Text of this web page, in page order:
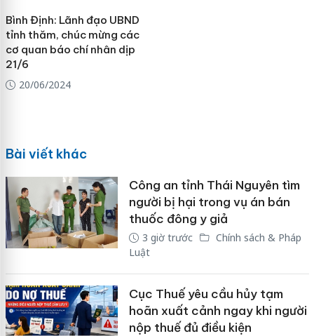
Bình Định: Lãnh đạo UBND
tỉnh thăm, chúc mừng các
cơ quan báo chí nhân dịp
21/6
20/06/2024
Bài viết khác
Công an tỉnh Thái Nguyên tìm
người bị hại trong vụ án bán
thuốc đông y giả
3 giờ trước
Chính sách & Pháp
Luật
Cục Thuế yêu cầu hủy tạm
hoãn xuất cảnh ngay khi người
nộp thuế đủ điều kiện